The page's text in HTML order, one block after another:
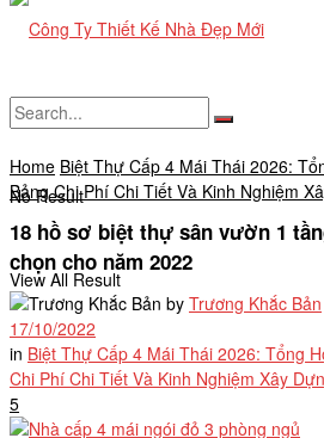
No Result
View All Result
Home Biệt Thự Cấp 4 Mái Thái 2026:
Bảng Chi Phí Chi Tiết Và Kinh Nghiệm
18 hồ sơ biệt thự sân vườn 1
chọn cho năm 2022
by Trương Khắc Bản
17/10/2022
in Biệt Thự Cấp 4 Mái Thái 2026: Tổng
Chi Phí Chi Tiết Và Kinh Nghiệm Xây
5